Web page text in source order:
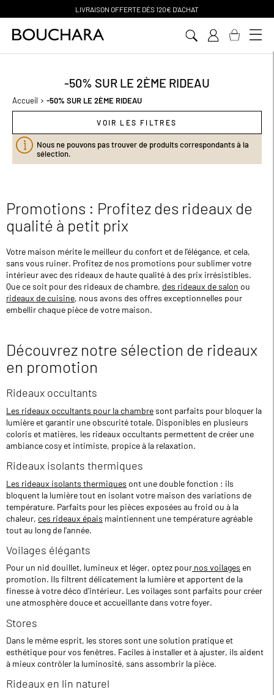
PAIEMENT EN 3 SANS FRAIS
-50% SUR LE 2ÈME RIDEAU
Accueil -50% SUR LE 2ÈME RIDEAU
VOIR LES FILTRES
Nous ne pouvons pas trouver de produits correspondants à la
sélection.
Promotions : Profitez des rideaux de
qualité à petit prix
Votre maison mérite le meilleur du confort et de l’élégance, et cela,
sans vous ruiner. Profitez de nos promotions pour sublimer votre
intérieur avec des rideaux de haute qualité à des prix irrésistibles.
Que ce soit pour des rideaux de chambre, des rideaux de salon ou
rideaux de cuisine, nous avons des offres exceptionnelles pour
embellir chaque pièce de votre maison.
Découvrez notre sélection de rideaux
en promotion
Rideaux occultants
Les rideaux occultants pour la chambresont parfaits pour bloquer la
lumière et garantir une obscurité totale. Disponibles en plusieurs
coloris et matières, les rideaux occultants permettent de créer une
ambiance cosy et intimiste, propice à la relaxation.
Rideaux isolants thermiques
Les rideaux isolants thermiques ont une double fonction : ils
bloquent la lumière tout en isolant votre maison des variations de
température. Parfaits pour les pièces exposées au froid ou à la
chaleur, ces rideaux épais maintiennent une température agréable
tout au long de l'année.
Voilages élégants
Pour un nid douillet, lumineux et léger, optez pour nos voilages en
promotion. Ils filtrent délicatement la lumière et apportent de la
finesse à votre déco d’intérieur. Les voilages sont parfaits pour créer
une atmosphère douce et accueillante dans votre foyer.
Stores
Dans le même esprit, les stores sont une solution pratique et
esthétique pour vos fenêtres. Faciles à installer et à ajuster, ils aident
à mieux contrôler la luminosité, sans assombrir la pièce.
Rideaux en lin naturel